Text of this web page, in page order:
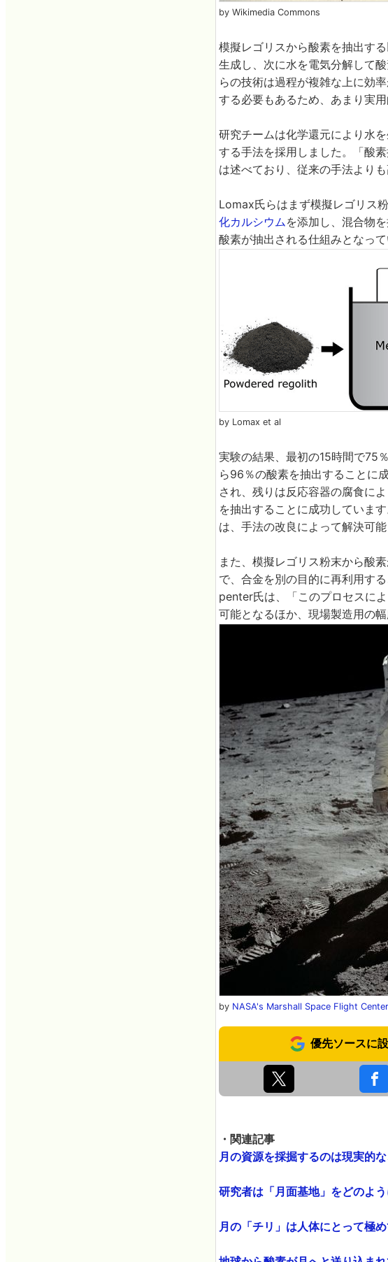
by Wikimedia Commons
模擬レゴリスから酸素を抽出す
生成し、次に水を電気分解して
らの技術は過程が複雑な上に効
する必要もあるため、あまり実
研究チームは化学還元により水
する手法を採用しました。「酸
は述べており、従来の手法より
Lomax氏らはまず模擬レゴリス
化カルシウム を添加し、混合物
酸素が抽出される仕組みとなって
by Lomax et al
実験の結果、最初の15時間で75
ら96％の酸素を抽出することに
され、残りは反応容器の腐食に
を抽出することに成功していま
は、手法の改良によって解決可能
また、模擬レゴリス粉末から酸
で、合金を別の目的に再利用す
penter氏は、「このプロセスに
可能となるほか、現場製造用の
by NASA's Marshall Space Flight Center
優先ソースに
・関連記事
月の資源を採掘するのは現実的
研究者は「月面基地」をどのよ
月の「チリ」は人体にとって極